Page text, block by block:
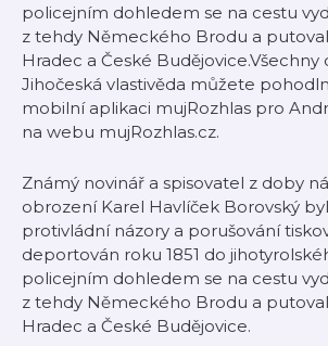
policejním dohledem se na cestu
z tehdy Německého Brodu a
Hradec a České Budějovice.Všechny
Jihočeská vlastivěda můžete
mobilní aplikaci mujRozhlas pro
na webu mujRozhlas.cz.
Známý novinář a spisovatel z doby
obrození Karel Havlíček Borovský
protivládní názory a porušování
deportován roku 1851 do
policejním dohledem se na cestu
z tehdy Německého Brodu a
Hradec a České Budějovice.